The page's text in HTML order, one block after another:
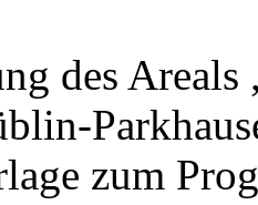
des Areals
zum